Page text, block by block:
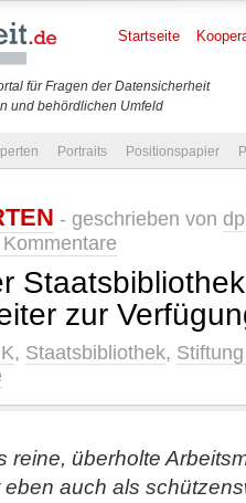
für Fragen der Datensicherheit
und behördlichen Umfeld
Startseite
Portraits Positionspapier
- geschrieben von dp
zur
, Staatsbibliothek,
reine, überholte
auch als